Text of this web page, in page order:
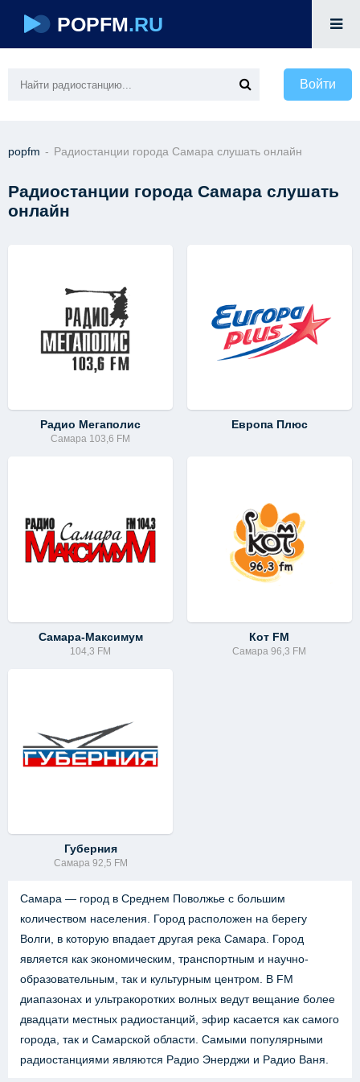
POPFM.RU
Войти
popfm - Радиостанции города Самара слушать онлайн
Радиостанции города Самара слушать
онлайн
Радио Мегаполис
Самара 103,6 FM
Европа Плюс
Самара-Максимум
104,3 FM
Кот FM
Самара 96,3 FM
Губерния
Самара 92,5 FM
Самара — город в Среднем Поволжье с большим
количеством населения. Город расположен на берегу
Волги, в которую впадает другая река Самара. Город
является как экономическим, транспортным и научно-
образовательным, так и культурным центром. В FM
диапазонах и ультракоротких волных ведут вещание более
двадцати местных радиостанций, эфир касается как самого
города, так и Самарской области. Самыми популярными
радиостанциями являются Радио Энерджи и Радио Ваня.